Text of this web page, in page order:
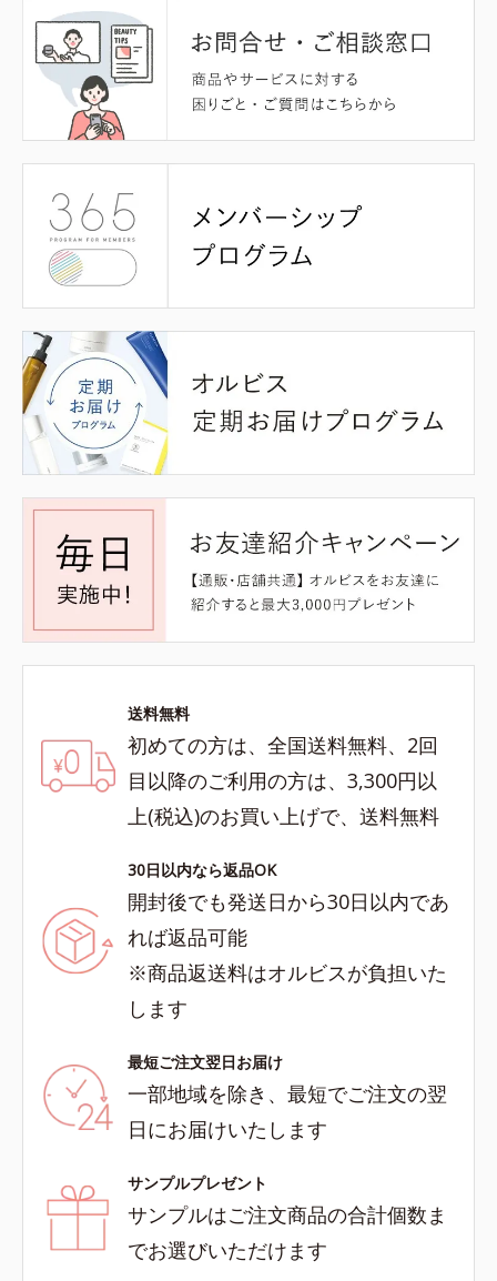
送料無料
初めての方は、全国送料無料、2回
目以降のご利用の方は、3,300円以
上(税込)のお買い上げで、送料無料
30日以内なら返品OK
開封後でも発送日から30日以内であ
れば返品可能
※商品返送料はオルビスが負担いた
します
最短ご注文翌日お届け
一部地域を除き、最短でご注文の翌
日にお届けいたします
サンプルプレゼント
サンプルはご注文商品の合計個数ま
でお選びいただけます